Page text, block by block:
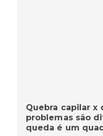
Quebra capilar x
problemas são
queda é um